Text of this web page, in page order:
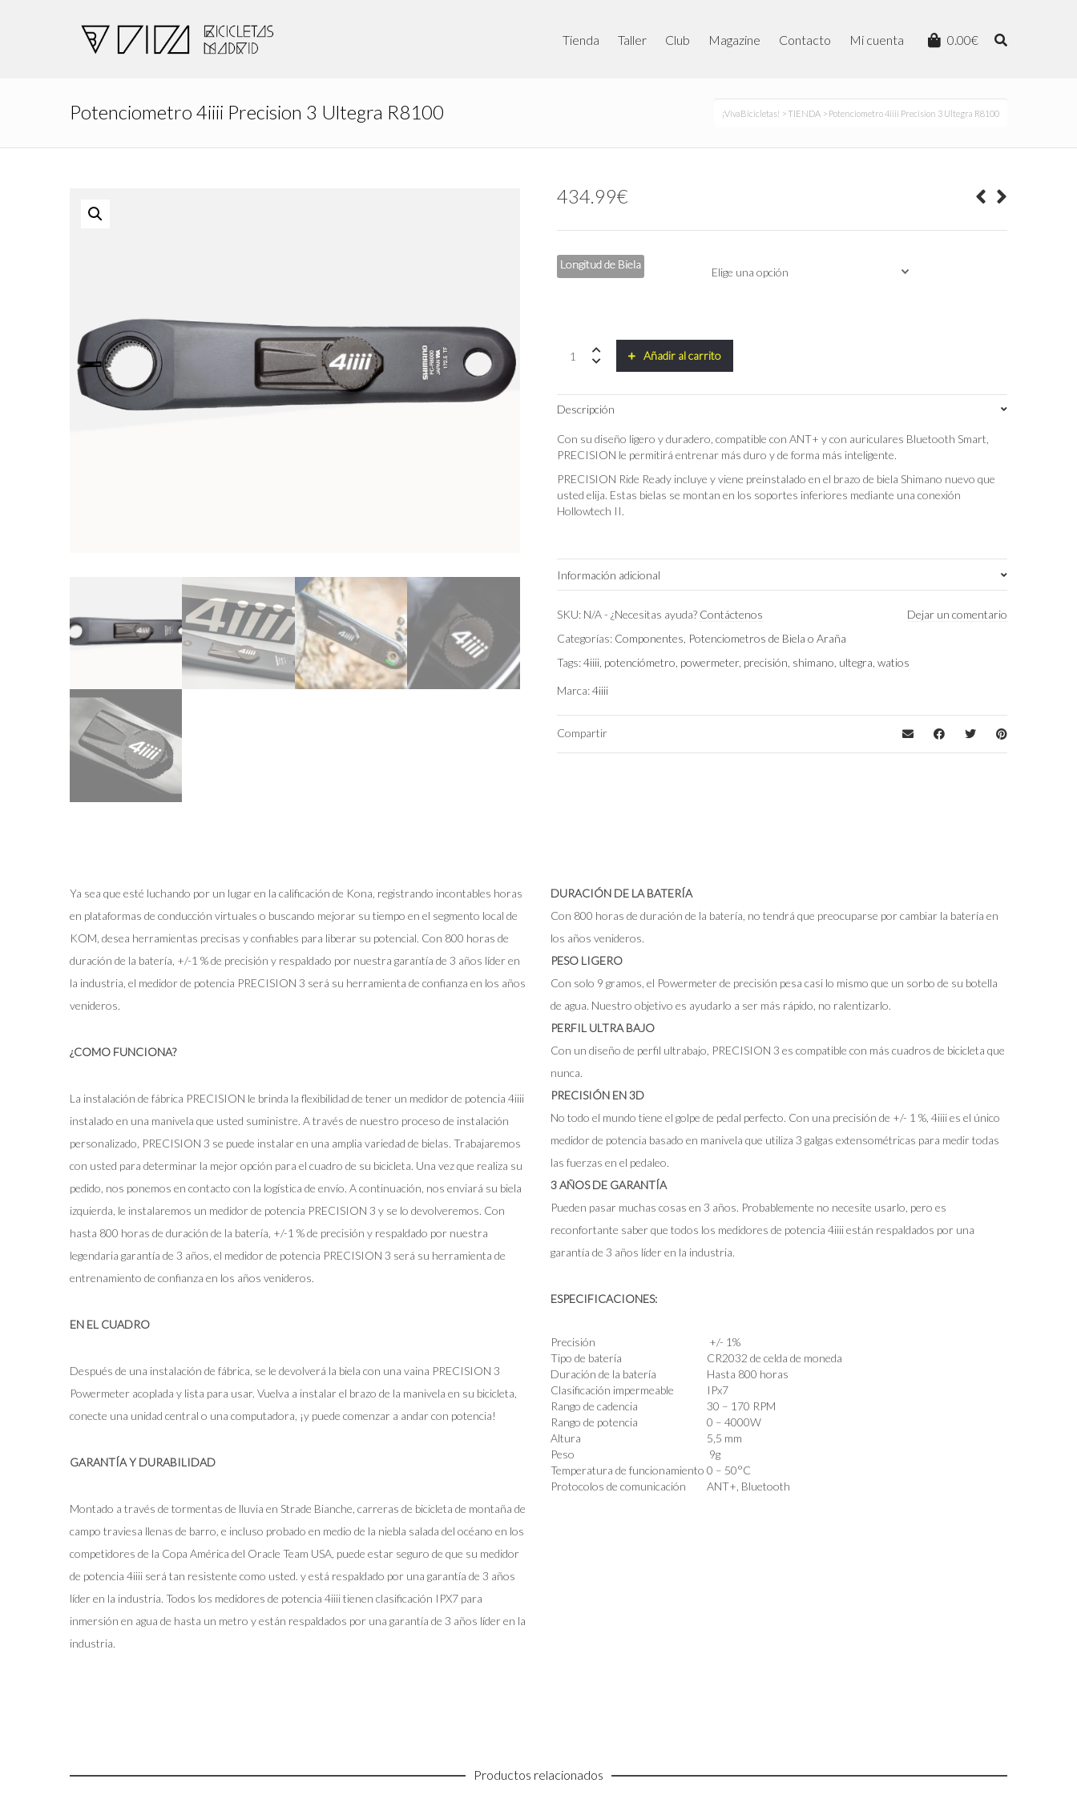
0.00€
Tienda Taller Club Magazine Contacto Mi cuenta
Potenciometro 4iiii Precision 3 Ultegra R8100 ¡VivaBicicletas! >TIENDA > Potenciometro 4iiii Precision 3 Ultegra R8100
434.99€
Longitud de Biela
Potenciometro
4iiii
3
Ultegra
quantity
Añadir al carrito
Descripción
Con su diseño ligero y duradero, compatible con ANT+ y con auriculares Bluetooth Smart,
PRECISION le permitirá entrenar más duro y de forma más inteligente.
PRECISION Ride Ready incluye y viene preinstalado en el brazo de biela Shimano nuevo que
usted elija. Estas bielas se montan en los soportes inferiores mediante una conexión
Hollowtech II.
Información adicional
Longitud de Biela 170mm,172.5mm,175mm
SKU: N/A-¿Necesitas ayuda? Contáctenos
Dejar un comentario
Categorías: Componentes Potenciometros de Biela o Araña
Tags:4iiii potenciómetro powermeter, precisión shimano ultegra ,watios
Marca:4iiii
Compartir
Ya sea que esté luchando por un lugar en la calificación de Kona, registrando incontables horas
en plataformas de conducción virtuales o buscando mejorar su tiempo en el segmento local de
KOM, desea herramientas precisas y confiables para liberar su potencial. Con 800 horas de
duración de la batería, +/-1 % de precisión y respaldado por nuestra garantía de 3 años líder en
la industria, el medidor de potencia PRECISION 3 será su herramienta de confianza en los años
venideros.
¿COMO FUNCIONA?
La instalación de fábrica PRECISION le brinda la flexibilidad de tener un medidor de potencia 4iiii
instalado en una manivela que usted suministre. A través de nuestro proceso de instalación
personalizado, PRECISION 3 se puede instalar en una amplia variedad de bielas. Trabajaremos
con usted para determinar la mejor opción para el cuadro de su bicicleta. Una vez que realiza su
pedido, nos ponemos en contacto con la logística de envío. A continuación, nos enviará su biela
izquierda, le instalaremos un medidor de potencia PRECISION 3 y se lo devolveremos. Con
hasta 800 horas de duración de la batería, +/-1 % de precisión y respaldado por nuestra
legendaria garantía de 3 años, el medidor de potencia PRECISION 3 será su herramienta de
entrenamiento de confianza en los años venideros.
EN EL CUADRO
Después de una instalación de fábrica, se le devolverá la biela con una vaina PRECISION 3
Powermeter acoplada y lista para usar. Vuelva a instalar el brazo de la manivela en su bicicleta,
conecte una unidad central o una computadora, ¡y puede comenzar a andar con potencia!
GARANTÍA Y DURABILIDAD
Montado a través de tormentas de lluvia en Strade Bianche, carreras de bicicleta de montaña de
campo traviesa llenas de barro, e incluso probado en medio de la niebla salada del océano en los
competidores de la Copa América del Oracle Team USA, puede estar seguro de que su medidor
de potencia 4iiii será tan resistente como usted. y está respaldado por una garantía de 3 años
líder en la industria. Todos los medidores de potencia 4iiii tienen clasificación IPX7 para
inmersión en agua de hasta un metro y están respaldados por una garantía de 3 años líder en la
industria.
DURACIÓN DE LA BATERÍA
Con 800 horas de duración de la batería, no tendrá que preocuparse por cambiar la batería en
los años venideros.
PESO LIGERO
Con solo 9 gramos, el Powermeter de precisión pesa casi lo mismo que un sorbo de su botella
de agua. Nuestro objetivo es ayudarlo a ser más rápido, no ralentizarlo.
PERFIL ULTRA BAJO
Con un diseño de perfil ultrabajo, PRECISION 3 es compatible con más cuadros de bicicleta que
nunca.
PRECISIÓN EN 3D
No todo el mundo tiene el golpe de pedal perfecto. Con una precisión de +/- 1 %, 4iiii es el único
medidor de potencia basado en manivela que utiliza 3 galgas extensométricas para medir todas
las fuerzas en el pedaleo.
3 AÑOS DE GARANTÍA
Pueden pasar muchas cosas en 3 años. Probablemente no necesite usarlo, pero es
reconfortante saber que todos los medidores de potencia 4iiii están respaldados por una
garantía de 3 años líder en la industria.
ESPECIFICACIONES:
Precisión
+/- 1%
Tipo de batería
CR2032 de celda de moneda
Duración de la batería
Hasta 800 horas
Clasificación impermeable
IPx7
Rango de cadencia
30 – 170 RPM
Rango de potencia
0 – 4000W
Altura
5,5 mm
Peso
9g
Temperatura de funcionamiento 0 – 50°C
Protocolos de comunicación
ANT+, Bluetooth
Productos relacionados